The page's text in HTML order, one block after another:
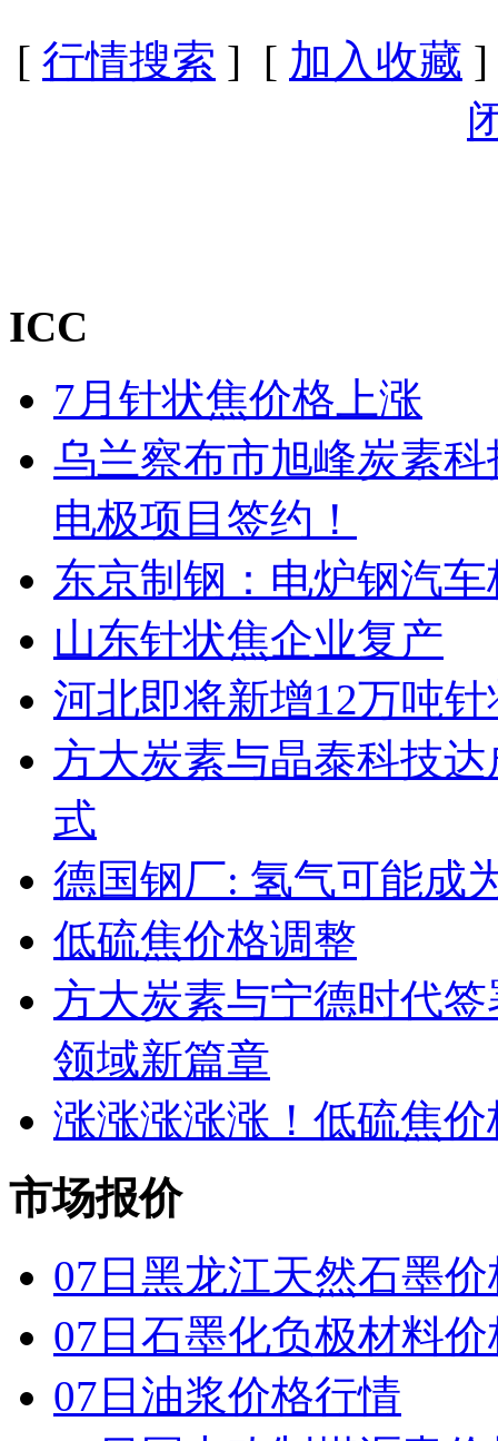
[ 行情搜索 ] [ 加入收藏
ICC
7月针状焦价格上涨
乌兰察布市旭峰炭素
电极项目签约！
东京制钢：电炉钢汽
山东针状焦企业复产
河北即将新增12万吨
方大炭素与晶泰科技
式
德国钢厂: 氢气可能成
低硫焦价格调整
方大炭素与宁德时代
领域新篇章
涨涨涨涨涨！低硫焦价
市场报价
07日黑龙江天然石墨
07日石墨化负极材料
07日油浆价格行情